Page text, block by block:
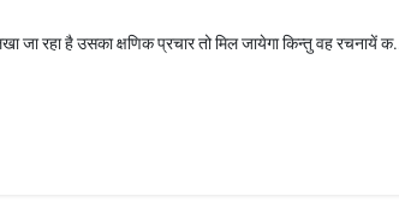
जा रहा है उसका क्षणिक प्रचार तो मिल जायेगा किन्‍तु वह रचनायें